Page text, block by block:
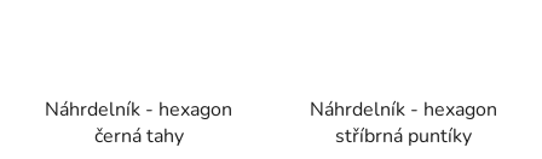
Náhrdelník - hexagon
černá tahy
Náhrdelník - hexagon
stříbrná puntíky